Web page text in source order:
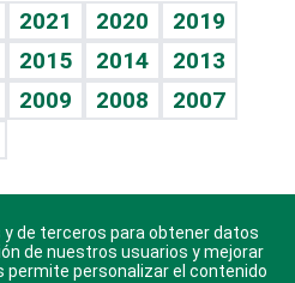
2021 2020
2019
2015 2014
2013
2009 2008
2007
para Android, iOS y
Huawei.
de terceros para obtener datos
de nuestros usuarios y mejorar
permite personalizar el contenido